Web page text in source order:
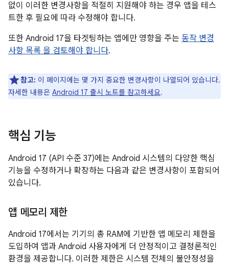
없이 이러한 변경사항을 적절히 지원해야 하는 경우 앱을 테스
트한 후 필요에 따라 수정해야 합니다.
또한 Android 17을 타겟팅하는 앱에만 영향을 주는 동작 변경
사항 목록 을 검토해야 합니다.
참고: 이 페이지에는 몇 가지 중요한 변경사항이 나열되어 있습니다.
자세한 내용은 Android 17 출시 노트를 참고하세요.
핵심 기능
Android 17 (API 수준 37)에는 Android 시스템의 다양한 핵심
기능을 수정하거나 확장하는 다음과 같은 변경사항이 포함되어
있습니다.
앱 메모리 제한
Android 17에서는 기기의 총 RAM에 기반한 앱 메모리 제한을
도입하여 앱과 Android 사용자에게 더 안정적이고 결정론적인
환경을 제공합니다. 이러한 제한은 시스템 전체의 불안정성을